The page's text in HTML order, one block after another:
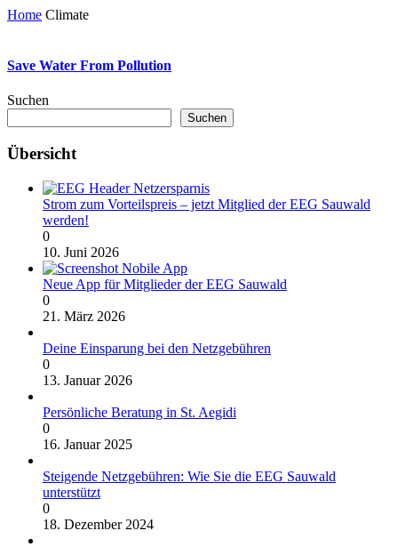
Home Climate
Save Water From Pollution
Suchen
Suchen
Übersicht
Strom zum Vorteilspreis – jetzt Mitglied der EEG Sauwald
werden!
0
10. Juni 2026
Neue App für Mitglieder der EEG Sauwald
0
21. März 2026
Deine Einsparung bei den Netzgebühren
0
13. Januar 2026
Persönliche Beratung in St. Aegidi
0
16. Januar 2025
Steigende Netzgebühren: Wie Sie die EEG Sauwald
unterstützt
0
18. Dezember 2024